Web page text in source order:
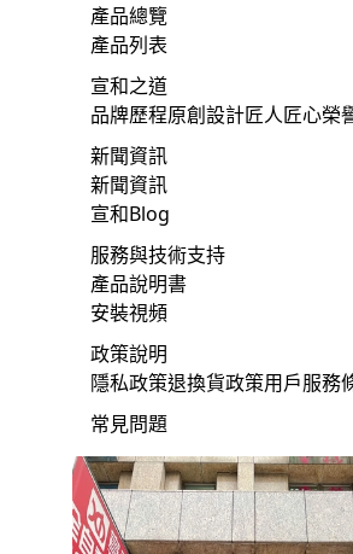
產品總覽
產品列表
宣和之道
品牌歷程原創設計匠人匠心榮
新聞資訊
新聞資訊
宣和Blog
服務與技術支持
產品說明書
安裝視頻
政策說明
隱私政策退換貨政策用戶服務
常見問題